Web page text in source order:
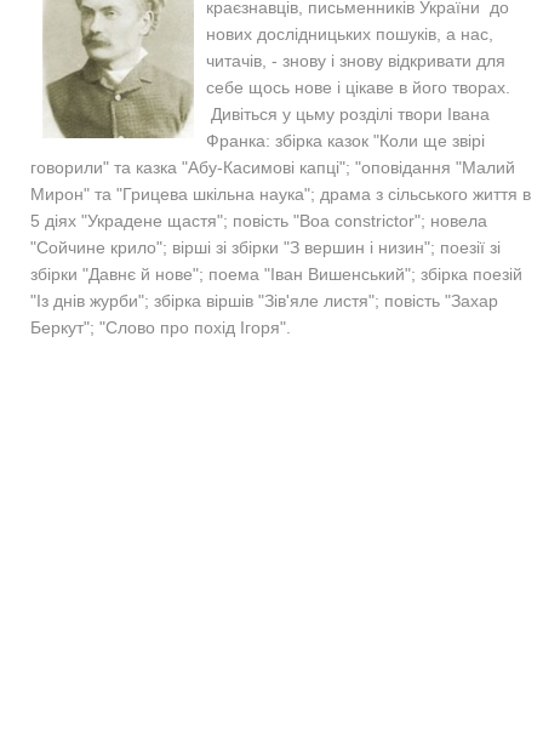
краєзнавців, письменників України до
нових дослідницьких пошуків, а нас,
читачів, - знову і знову відкривати для
себе щось нове і цікаве в його творах.
Дивіться у цьму розділі твори Івана
Франка: збірка казок "Коли ще звірі
говорили" та казка "Абу-Касимові капці"; "оповідання "Малий
Мирон" та "Грицева шкільна наука"; драма з сільського життя в
5 діях "Украдене щастя"; повість "Boa constrictor"; новела
"Сойчине крило"; вірші зі збірки "З вершин і низин"; поезії зі
збірки "Давнє й нове"; поема "Іван Вишенський"; збірка поезій
"Із днів журби"; збірка віршів "Зів'яле листя"; повість "Захар
Беркут"; "Слово про похід Ігоря".